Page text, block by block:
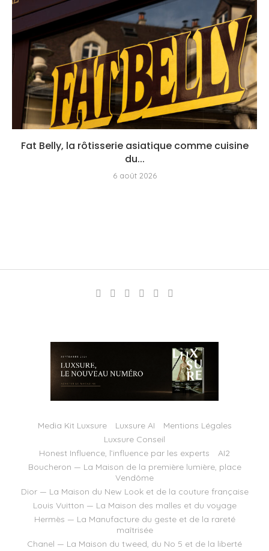
Fat Belly, la rôtisserie asiatique comme cuisine
du...
6 août 2026
Media Kit Luxsure Luxsure AI
Mentions Légales
Luxsure Conseil
Honest Influence, l’influence par les experts
AI2
Boucheron — La Maison de la première lumière, place
Vendôme
Dior — La Maison du New Look et de la couture française
Louis Vuitton — La Maison des malles et du voyage
Hermès — La Manufacture du geste et de la rareté
maîtrisée
Chanel — La Maison du tweed, du No 5 et de la liberté